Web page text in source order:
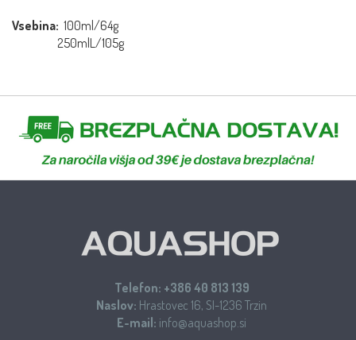
Vsebina: 100ml/64g
250mlL/105g
Telefon: +386 40 813 139
Naslov: Hrastovec 16, SI-1236 Trzin
E-mail: info@aquashop.si